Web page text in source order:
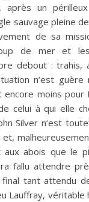
après un
sauvage pleine
de sa
de mer et
debout : trahis,
n’est guère
moins pour
celui à qui elle
Silver n’est
aux abois que le
fallu attendre
final tant attendu
Lauffray, véritable